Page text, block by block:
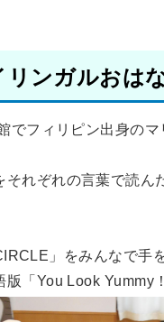
ンガルおは
でフィリピン出身の
れぞれの言葉で読
」をみんなで手
「You Look Yummy